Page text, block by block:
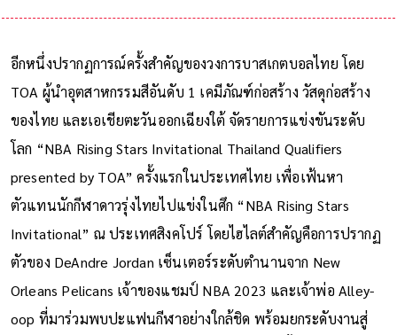
อีกหนึ่งปรากฏการณ์ครั้งสำคัญของวงการบาสเกตบอลไทย โดย
TOA ผู้นำอุตสาหกรรมสีอันดับ 1 เคมีภัณฑ์ก่อสร้าง วัสดุก่อสร้าง
ของไทย และเอเชียตะวันออกเฉียงใต้ จัดรายการแข่งขันระดับ
โลก “NBA Rising Stars Invitational Thailand Qualifiers
presented by TOA” ครั้งแรกในประเทศไทย เพื่อเฟ้นหา
ตัวแทนนักกีฬาดาวรุ่งไทยไปแข่งในศึก “NBA Rising Stars
Invitational” ณ ประเทศสิงคโปร์ โดยไฮไลต์สำคัญคือการปรากฏ
ตัวของ DeAndre Jordan เซ็นเตอร์ระดับตำนานจาก New
Orleans Pelicans เจ้าของแชมป์ NBA 2023 และเจ้าพ่อ Alley-
oop ที่มาร่วมพบปะแฟนกีฬาอย่างใกล้ชิด พร้อมยกระดับงานสู่